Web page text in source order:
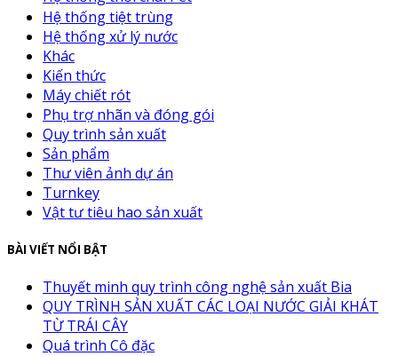
Hệ thống tiệt trùng
Hệ thống xử lý nước
Khác
Kiến thức
Máy chiết rót
Phụ trợ nhãn và đóng gói
Quy trình sản xuất
Sản phẩm
Thư viên ảnh dự án
Turnkey
Vật tư tiêu hao sản xuất
BÀI VIẾT NỔI BẬT
Thuyết minh quy trình công nghệ sản xuất Bia
QUY TRÌNH SẢN XUẤT CÁC LOẠI NƯỚC GIẢI KHÁT
TỪ TRÁI CÂY
Quá trình Cô đặc